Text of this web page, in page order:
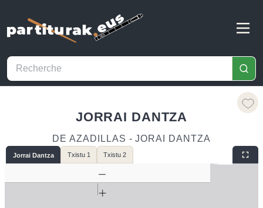
JORRAI DANTZA
DE AZADILLAS - JORAI DANTZA
Jorrai Dantza Txistu 1 Txistu 2